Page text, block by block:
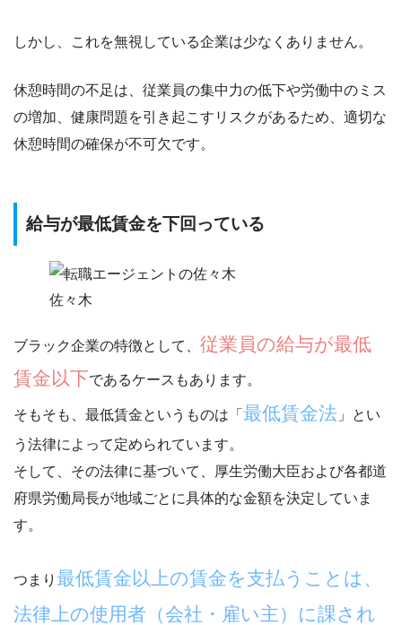
しかし、これを無視している企業は少なくありません。
休憩時間の不足は、従業員の集中力の低下や労働中のミス
の増加、健康問題を引き起こすリスクがあるため、 適切な
休憩時間の確保が不可欠です。
給与が最低賃金を下回っている
佐々木
ブラック企業の特徴として、 従業員の給与が最低
賃金以下であるケースもあります。
そもそも、最低賃金というものは「 最低賃金法 」とい
う法律によって定められています。
そして、その法律に基づいて、厚生労働大臣および各都道
府県労働局長が地域ごとに具体的な金額を決定 していま
す。
つまり 最低賃金以上の賃金を支払うことは、
法律上の使用者（会社・雇い主）に課され